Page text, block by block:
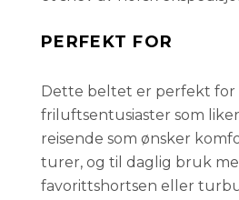
PERFEKT FOR
Dette beltet er perfekt for
friluftsentusiaster som liker
reisende som ønsker
turer, og til daglig bruk
favorittshortsen eller